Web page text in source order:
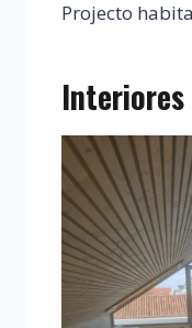
Projecto
Interiores